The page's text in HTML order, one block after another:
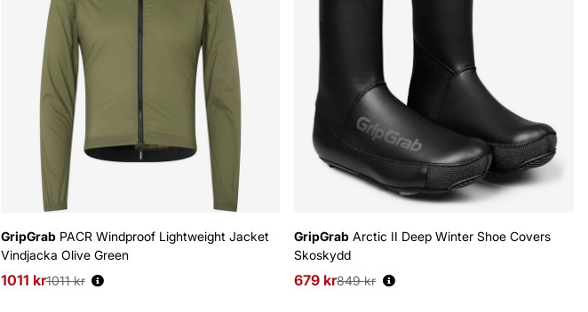
GripGrabPACR Windproof Lightweight Jacket
Vindjacka Olive Green
1011 kr
Ordinarie pris:
1011 kr
GripGrab Arctic II Deep Winter Shoe Covers
Skoskydd
679 kr
Ordinarie pris:
849 kr